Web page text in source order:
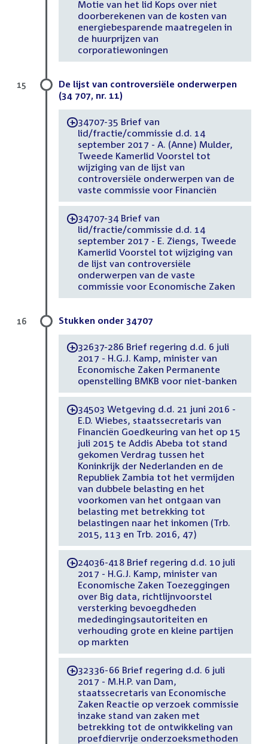
Motie van het lid Kops over niet
doorberekenen van de kosten van
energiebesparende maatregelen in
de huurprijzen van
corporatiewoningen
De lijst van controversiële onderwerpen
(34 707, nr. 11)
-34707-35 Brief van
lid/fractie/commissie d.d. 14
september 2017 - A. (Anne) Mulder,
Tweede Kamerlid Voorstel tot
wijziging van de lijst van
controversiële onderwerpen van de
vaste commissie voor Financiën
-34707-34 Brief van
lid/fractie/commissie d.d. 14
september 2017 - E. Ziengs, Tweede
Kamerlid Voorstel tot wijziging van
de lijst van controversiële
onderwerpen van de vaste
commissie voor Economische Zaken
15
Stukken onder 34707
-32637-286 Brief regering d.d. 6 juli
2017 - H.G.J. Kamp, minister van
Economische Zaken Permanente
openstelling BMKB voor niet-banken
-34503 Wetgeving d.d. 21 juni 2016 -
E.D. Wiebes, staatssecretaris van
Financiën Goedkeuring van het op 15
juli 2015 te Addis Abeba tot stand
gekomen Verdrag tussen het
Koninkrijk der Nederlanden en de
Republiek Zambia tot het vermijden
van dubbele belasting en het
voorkomen van het ontgaan van
belasting met betrekking tot
belastingen naar het inkomen (Trb.
2015, 113 en Trb. 2016, 47)
-24036-418 Brief regering d.d. 10 juli
2017 - H.G.J. Kamp, minister van
Economische Zaken Toezeggingen
over Big data, richtlijnvoorstel
versterking bevoegdheden
mededingingsautoriteiten en
verhouding grote en kleine partijen
op markten
-32336-66 Brief regering d.d. 6 juli
2017 - M.H.P. van Dam,
staatssecretaris van Economische
Zaken Reactie op verzoek commissie
inzake stand van zaken met
betrekking tot de ontwikkeling van
proefdiervrije onderzoeksmethoden
16